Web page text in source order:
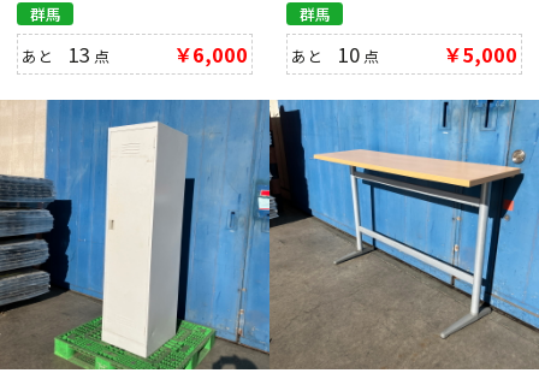
群馬
あと 13 点 ￥6,000
群馬
あと 10 点 ￥5,000